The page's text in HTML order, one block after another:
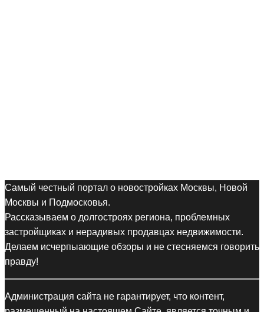
Самый честный портал о новостройках Москвы, Новой
Москвы и Подмосковья.
Рассказываем о долгостроях региона, проблемных
застройщиках и нерадивых продавцах недвижимости.
Делаем исчерпыающие обзоры и не стесняемся говорить
правду!
Администрация сайта не гарантирует, что контент,